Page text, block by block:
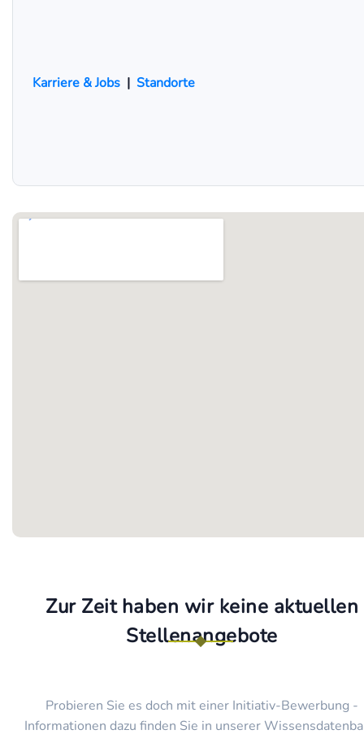
Karriere & Jobs | Standorte
Zur Zeit haben wir keine aktuellen
Stellenangebote
Probieren Sie es doch mit einer Initiativ-Bewerbung -
Informationen dazu finden Sie in unserer